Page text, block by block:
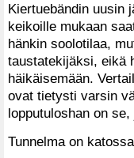
Kiertuebändin uusin
keikoille mukaan
hänkin soolotilaa,
taustatekijäksi, eikä
häikäisemään.
ovat tietysti varsin
lopputuloshan on
Tunnelma on